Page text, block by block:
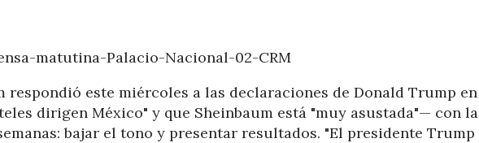
respondió este miércoles a las declaraciones de Donald Trump en
dirigen México" y que Sheinbaum está "muy asustada"— con la
bajar el tono y presentar resultados. "El presidente Trump